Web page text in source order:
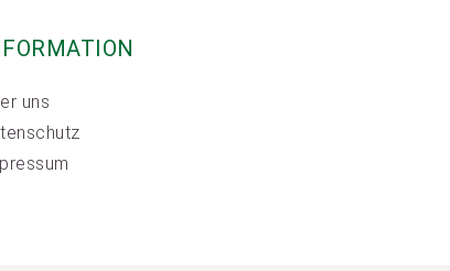
uns